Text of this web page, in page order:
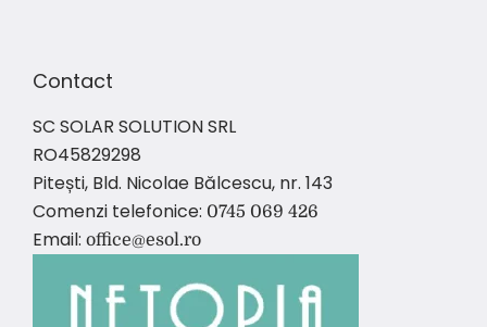
Contact
SC SOLAR SOLUTION SRL
RO45829298
Pitești, Bld. Nicolae Bălcescu, nr. 143
Comenzi telefonice: 0745 069 426
Email: office@esol.ro